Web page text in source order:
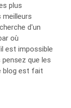
plus
meilleurs
d'un
où
est impossible
que les
blog est fait